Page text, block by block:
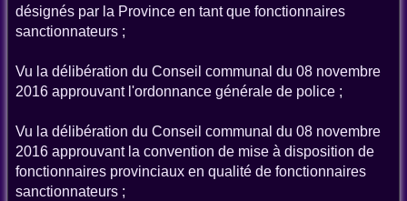
désignés par la Province en tant que fonctionnaires
sanctionnateurs ;
Vu la délibération du Conseil communal du 08 novembre
2016 approuvant l'ordonnance générale de police ;
Vu la délibération du Conseil communal du 08 novembre
2016 approuvant la convention de mise à disposition de
fonctionnaires provinciaux en qualité de fonctionnaires
sanctionnateurs ;